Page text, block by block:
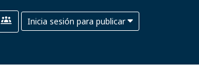
Inicia sesión para publicar